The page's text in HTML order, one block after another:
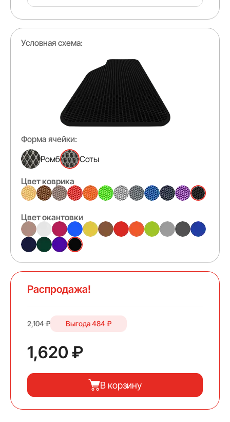
Распродажа!
2,104 ₽ Выгода484 ₽
1,620 ₽
В корзину
Условная схема:
Форма ячейки:
Ромб
Соты
Цвет коврика
Цвет окантовки